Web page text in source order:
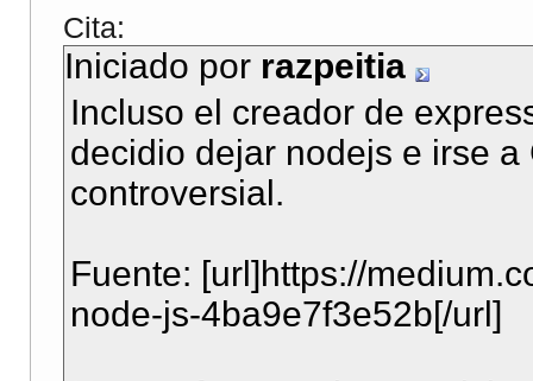
Cita:
Iniciado por razpeitia
Incluso el creador de
decidio dejar nodejs e irse a
controversial.
Fuente: [url]https://
node-js-4ba9e7f3e52b[/url]